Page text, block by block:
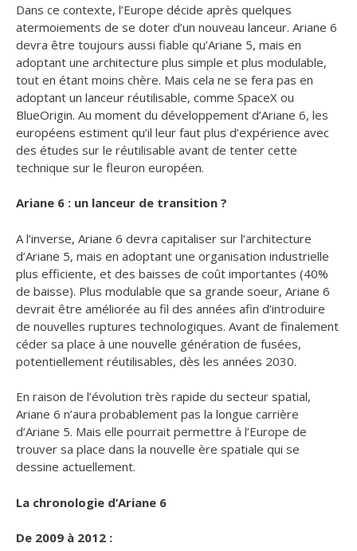
Dans ce contexte, l’Europe décide après quelques
atermoiements de se doter d’un nouveau lanceur. Ariane 6
devra être toujours aussi fiable qu’Ariane 5, mais en
adoptant une architecture plus simple et plus modulable,
tout en étant moins chère. Mais cela ne se fera pas en
adoptant un lanceur réutilisable, comme SpaceX ou
BlueOrigin. Au moment du développement d’Ariane 6, les
européens estiment qu’il leur faut plus d’expérience avec
des études sur le réutilisable avant de tenter cette
technique sur le fleuron européen.
Ariane 6 : un lanceur de transition ?
A l’inverse, Ariane 6 devra capitaliser sur l’architecture
d’Ariane 5, mais en adoptant une organisation industrielle
plus efficiente, et des baisses de coût importantes (40%
de baisse). Plus modulable que sa grande soeur, Ariane 6
devrait être améliorée au fil des années afin d’introduire
de nouvelles ruptures technologiques. Avant de finalement
céder sa place à une nouvelle génération de fusées,
potentiellement réutilisables, dès les années 2030.
En raison de l’évolution très rapide du secteur spatial,
Ariane 6 n’aura probablement pas la longue carrière
d’Ariane 5. Mais elle pourrait permettre à l’Europe de
trouver sa place dans la nouvelle ère spatiale qui se
dessine actuellement.
La chronologie d’Ariane 6
De 2009 à 2012 :